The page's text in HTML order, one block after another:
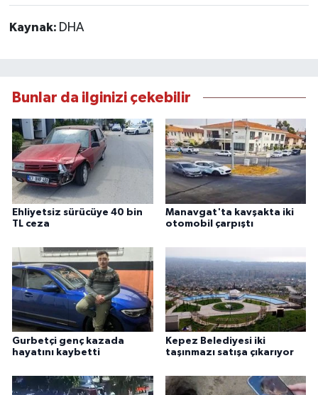
Kaynak: DHA
Bunlar da ilginizi çekebilir
Ehliyetsiz sürücüye 40 bin
TL ceza
Manavgat'ta kavşakta iki
otomobil çarpıştı
Gurbetçi genç kazada
hayatını kaybetti
Kepez Belediyesi iki
taşınmazı satışa çıkarıyor